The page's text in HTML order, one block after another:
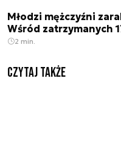
Młodzi mężczyźni
Wśród zatrzymanych
2 min.
Czytaj także